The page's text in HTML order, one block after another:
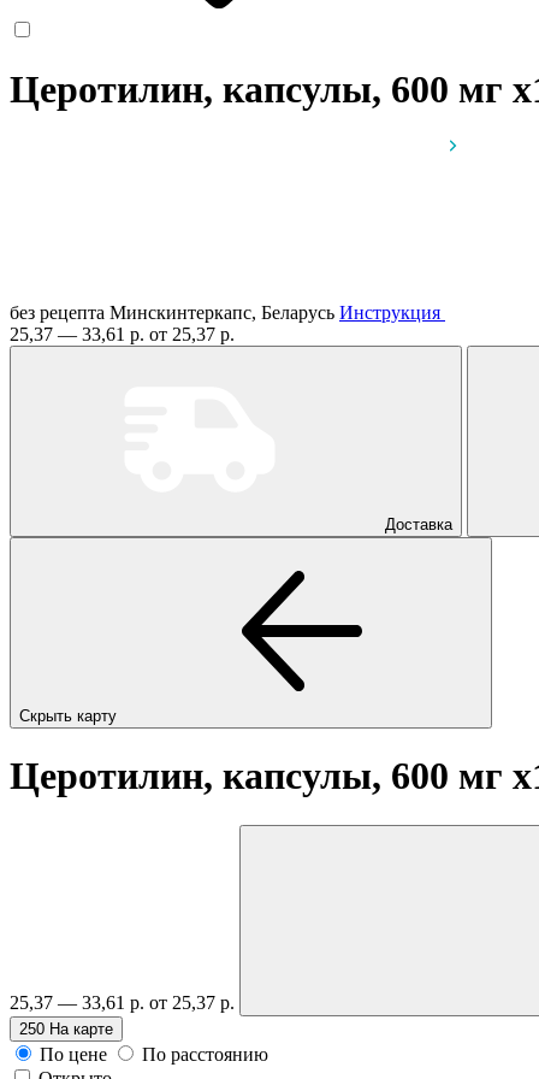
Церотилин, капсулы, 600 мг
без рецепта Минскинтеркапс, Беларусь Инструкция
25,37 — 33,61 р. от 25,37 р.
Доставка
Скрыть карту
Церотилин, капсулы, 600 мг
25,37 — 33,61 р. от 25,37 р.
250 На карте
По цене
По расстоянию